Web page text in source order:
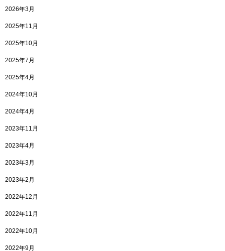
2026年3月
2025年11月
2025年10月
2025年7月
2025年4月
2024年10月
2024年4月
2023年11月
2023年4月
2023年3月
2023年2月
2022年12月
2022年11月
2022年10月
2022年9月